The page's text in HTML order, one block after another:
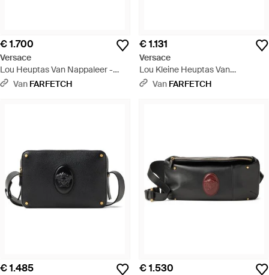
€ 1.700
Versace
Lou Heuptas Van Nappaleer -
RoodVan FARFETCH
€ 1.131
Versace
Lou Kleine Heuptas Van
Nappaleer - Zwart
Van FARFETCH
€ 1.485 € 1.530